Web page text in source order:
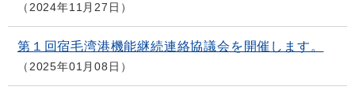
2024年11月27日
第１回宿毛湾港機能継続連絡協議会を開催します。
2025年01月08日